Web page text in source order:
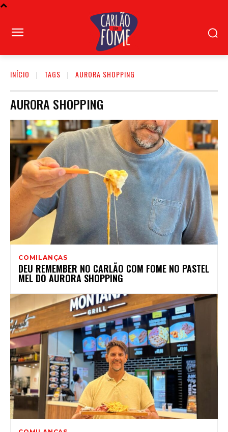
INÍCIO TAGS AURORA SHOPPING
AURORA SHOPPING
COMILANÇAS
DEU REMEMBER NO CARLÃO COM FOME NO PASTEL
MEL DO AURORA SHOPPING